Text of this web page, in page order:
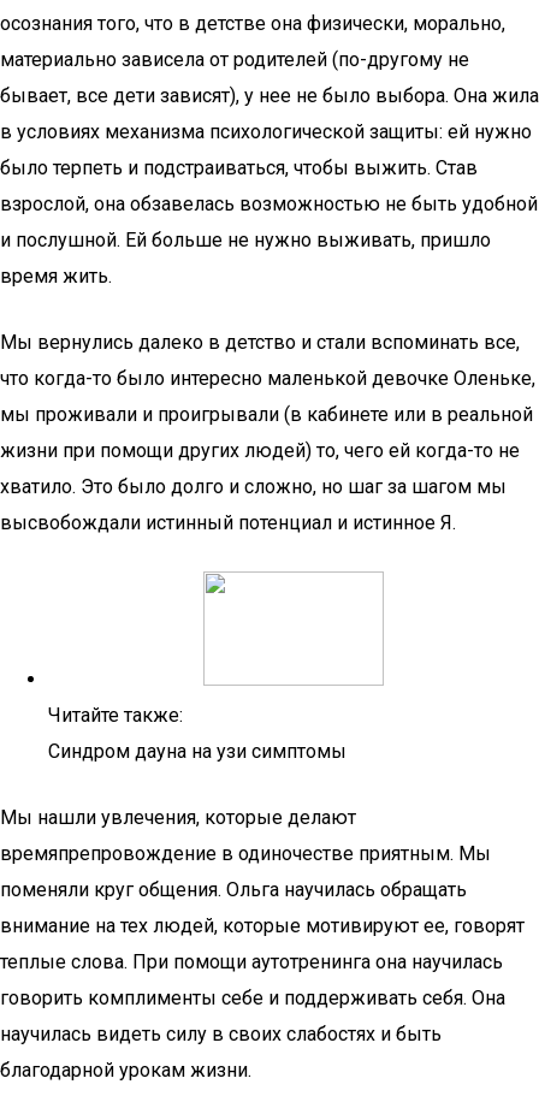
осознания того, что в детстве она физически, морально,
материально зависела от родителей (по-другому не
бывает, все дети зависят), у нее не было выбора. Она жила
в условиях механизма психологической защиты: ей нужно
было терпеть и подстраиваться, чтобы выжить. Став
взрослой, она обзавелась возможностью не быть удобной
и послушной. Ей больше не нужно выживать, пришло
время жить.
Мы вернулись далеко в детство и стали вспоминать все,
что когда-то было интересно маленькой девочке Оленьке,
мы проживали и проигрывали (в кабинете или в реальной
жизни при помощи других людей) то, чего ей когда-то не
хватило. Это было долго и сложно, но шаг за шагом мы
высвобождали истинный потенциал и истинное Я.
Читайте также:
Синдром дауна на узи симптомы
Мы нашли увлечения, которые делают
времяпрепровождение в одиночестве приятным. Мы
поменяли круг общения. Ольга научилась обращать
внимание на тех людей, которые мотивируют ее, говорят
теплые слова. При помощи аутотренинга она научилась
говорить комплименты себе и поддерживать себя. Она
научилась видеть силу в своих слабостях и быть
благодарной урокам жизни.